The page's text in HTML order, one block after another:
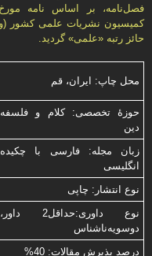
حائز رتبه «علمی» گرديد.
محل چاپ: ایران، قم
حوزۀ تخصصی: کلام و فلسفه
دین
زبان مجله: فارسی با چكیده
انگلیسی
نوع انتشار: چاپی
نوع داوری:حداقل2 داور،
دوسویه‌ناشناس
درصد پذیرش مقالات: 40%